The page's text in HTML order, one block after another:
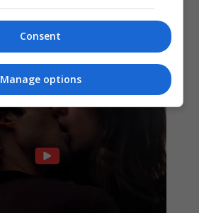
Consent
Manage options